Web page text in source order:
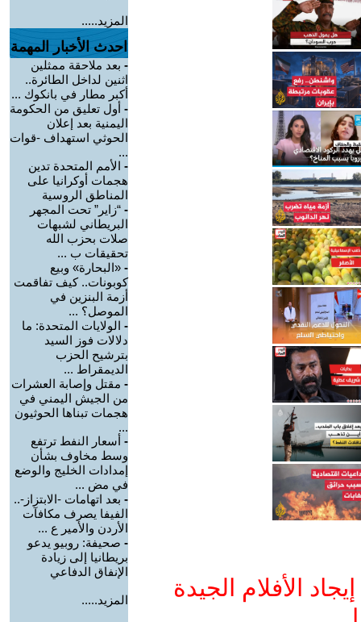
الأفلام الجيدة
المزيد.....
احدث الأخبار المهمة
- بعد ملاحقة ممثلين
اثنين لداخل الطائرة..
أكبر مطار في بانكوك ...
- أول تعليق من الحكومة
اليمنية بعد إعلان
الحوثي استهداف -قوات
...
- الأمم المتحدة تدين
هجمات أوكرانيا على
المناطق الروسية
- “زاير” تحت المجهر
البريطاني لشبهات
صلات بحزب الله
تحقيقات ب ...
- «البحارة» وبيع
كوبونات.. كيف تفاقمت
أزمة البنزين في
الموصل؟ ...
- الولايات المتحدة: ما
دلالات فوز السيد
بترشيح الحزب
الديمقراط ...
- مقتل وإصابة العشرات
من الجيش اليمني في
هجمات تبناها الحوثيون
...
- أسعار النفط ترتفع
وسط مخاوف بشأن
إمدادات الخليج والوضع
في مض ...
- بعد اتهامات -الابتزاز-..
الفيفا يصرف مكافآت
الأردن والأمير ع ...
- صحيفة: روبيو يدعو
بريطانيا إلى زيادة
الإنفاق الدفاعي
المزيد.....